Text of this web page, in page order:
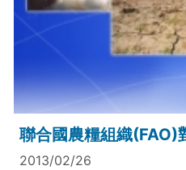
聯合國農糧組織(FAO)
2013/02/26